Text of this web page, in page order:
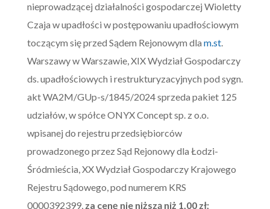
nieprowadzącej działalności gospodarczej Wioletty
Czaja w upadłości w postępowaniu upadłościowym
toczącym się przed Sądem Rejonowym dla m.st.
Warszawy w Warszawie, XIX Wydział Gospodarczy
ds. upadłościowych i restrukturyzacyjnych pod sygn.
akt WA2M/GUp-s/1845/2024 sprzeda pakiet 125
udziałów, w spółce ONYX Concept sp. z o.o.
wpisanej do rejestru przedsiębiorców
prowadzonego przez Sąd Rejonowy dla Łodzi-
Śródmieścia, XX Wydział Gospodarczy Krajowego
Rejestru Sądowego, pod numerem KRS
0000392399, za cenę nie niższą niż 1,00 zł;